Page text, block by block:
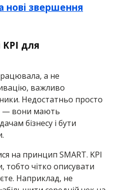
нові звершення
KPI для
а не
важливо
Недостатньо просто
— вони мають
бізнесу і бути
на принцип SMART. KPI
чітко описувати
Наприклад, не